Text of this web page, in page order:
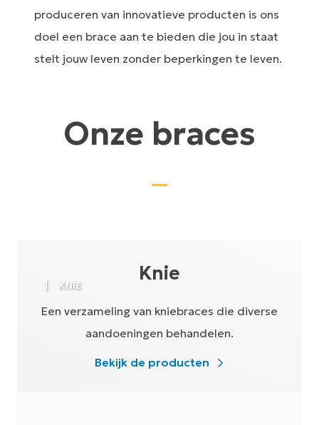
produceren van innovatieve producten is ons
doel een brace aan te bieden die jou in staat
stelt jouw leven zonder beperkingen te leven.
Onze braces
KNIE
Knie
Een verzameling van kniebraces die diverse
aandoeningen behandelen.
Bekijk de producten